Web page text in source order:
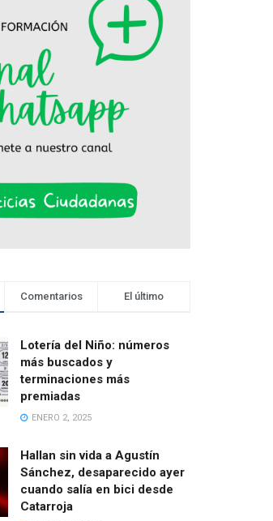
Comentarios El último
Lotería del Niño: números
más buscados y
terminaciones más
premiadas
ENERO 2, 2025
Hallan sin vida a Agustín
Sánchez, desaparecido ayer
cuando salía en bici desde
Catarroja